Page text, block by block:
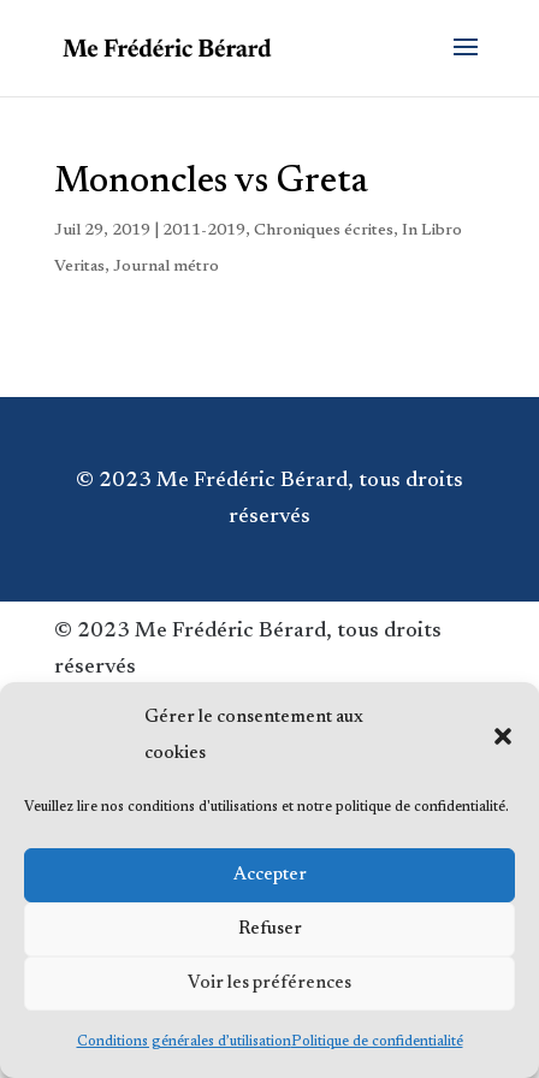
Gérer le consentement aux
cookies
Veuillez lire nos conditions d'utilisations et notre politique de confidentialité.
Accepter
Refuser
Voir les préférences
Conditions générales d’utilisationPolitique de confidentialité
Mononcles vs Greta
Juil 29, 2019 2011-2019, Chroniques écrites, In Libro
Veritas, Journal métro
© 2023 Me Frédéric Bérard, tous droits
réservés
© 2023 Me Frédéric Bérard, tous droits
réservés